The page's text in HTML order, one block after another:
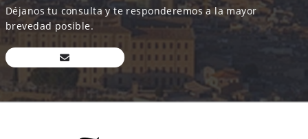
Déjanos tu consulta y te responderemos a la mayor
brevedad posible.